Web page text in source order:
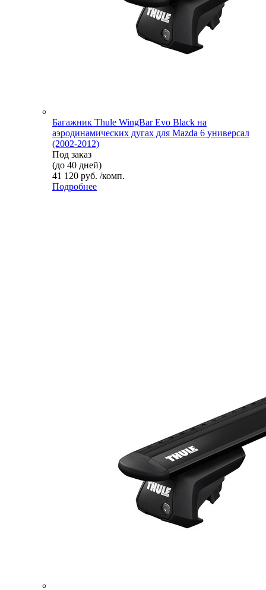
Багажник Thule WingBar Evo Black на
аэродинамических дугах для Mazda 6 универсал
(2002-2012)
Под заказ
(до 40 дней)
41 120 руб. /комп.
Подробнее